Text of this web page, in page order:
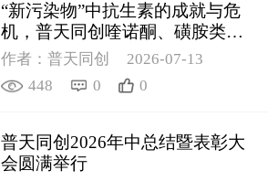
“新污染物”中抗生素的成就与危
机，普天同创喹诺酮、磺胺类质
控新品筑牢环境安全防线
作者：普天同创
2026-07-13
448
0 0
普天同创2026年中总结暨表彰大
会圆满举行